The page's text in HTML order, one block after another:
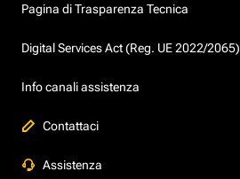
Pagina di Trasparenza Tecnica
Digital Services Act (Reg. UE 2022/2065)
Info canali assistenza
Contattaci
Assistenza